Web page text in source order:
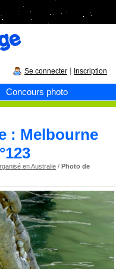
Concours photo
Se connecter Inscription
: Melbourne
en Australie /Photo de